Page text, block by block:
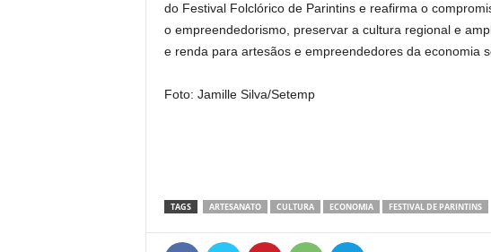
do Festival Folclórico de Parintins e reafirma o
o empreendedorismo, preservar a cultura regional e
e renda para artesãos e empreendedores da economia
Foto: Jamille Silva/Setemp
TAGS ARTESANATO CULTURA ECONOMIA FESTIVAL DE PARINTINS